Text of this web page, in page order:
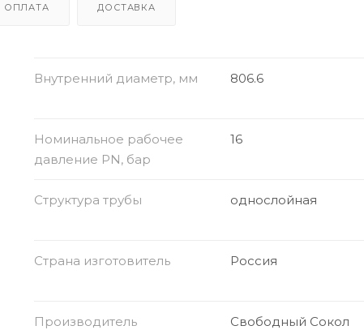
ОПЛАТА ДОСТАВКА
Внутренний диаметр, мм 806.6
Номинальное рабочее
давление PN, бар
16
Структура трубы однослойная
Страна изготовитель Россия
Производитель Свободный Сокол